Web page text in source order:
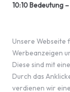
10:10 Bedeutung
Unsere Webseite
Werbeanzeigen
Diese sind mit
Durch das
verdienen wir